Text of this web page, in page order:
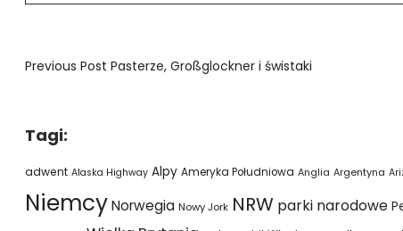
Previous Post Pasterze, Großglockner i świstaki
Tagi:
adwent Alaska Highway Alpy Ameryka Południowa Anglia Argentyna
NiemcyNorwegia Nowy Jork NRW parki narodowe